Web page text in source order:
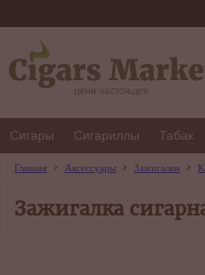
Сигары Сигариллы Табак
Главная Аксессуары Зажигалки
Зажигалка